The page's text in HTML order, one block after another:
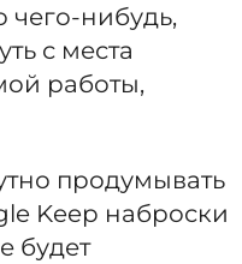
нибудь,
с места
работы,
продумывать
Keep наброски
будет